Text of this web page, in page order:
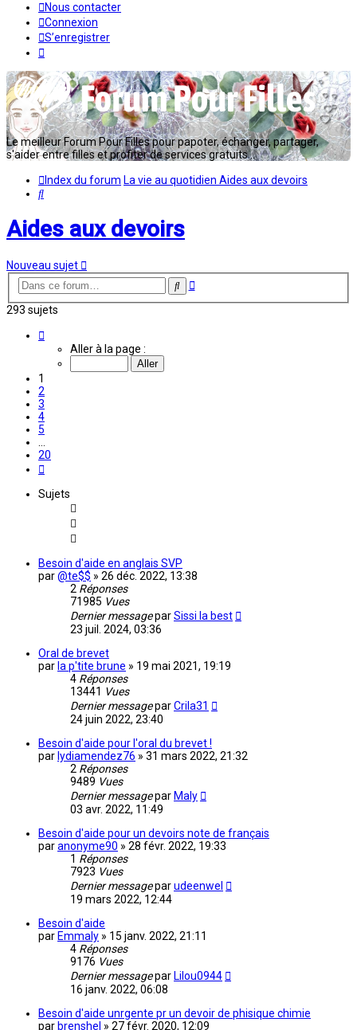
Nous contacter
Connexion
S’enregistrer
Le meilleur Forum Pour Filles pour papoter, échanger, partager,
s'aider entre filles et profiter de services gratuits...
Index du forum La vie au quotidien Aides aux devoirs
Rechercher
Aides aux devoirs
Nouveau sujet
Rechercher
Recherche
293 sujets
Aller à la page :
1
2
3
4
5
20
Sujets
Besoin d'aide en anglais SVP
par@te$$ » 26 déc. 2022, 13:38
2 Réponses
71985 Vues
Dernier messageparSissi la best
23 juil. 2024, 03:36
Oral de brevet
par la p'tite brune » 19 mai 2021, 19:19
4 Réponses
13441 Vues
Dernier messageparCrila31
24 juin 2022, 23:40
Besoin d'aide pour l'oral du brevet !
par lydiamendez76 » 31 mars 2022, 21:32
2 Réponses
9489 Vues
Dernier messagepar Maly
03 avr. 2022, 11:49
Besoin d'aide pour un devoirs note de français
paranonyme90 » 28 févr. 2022, 19:33
1 Réponses
7923 Vues
Dernier messageparudeenwel
19 mars 2022, 12:44
Besoin d'aide
par Emmaly » 15 janv. 2022, 21:11
4 Réponses
9176 Vues
Dernier messagepar Lilou0944
16 janv. 2022, 06:08
Besoin d'aide unrgente pr un devoir de phisique chimie
par brenshel » 27 févr. 2020, 12:09